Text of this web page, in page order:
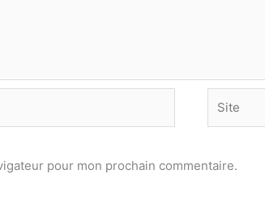
pour mon prochain commentaire.